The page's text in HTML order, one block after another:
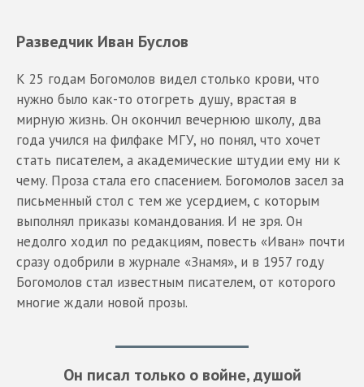
Разведчик Иван Буслов
К 25 годам Богомолов видел столько крови, что
нужно было как-то отогреть душу, врастая в
мирную жизнь. Он окончил вечернюю школу, два
года учился на филфаке МГУ, но понял, что хочет
стать писателем, а академические штудии ему ни к
чему. Проза стала его спасением. Богомолов засел за
письменный стол с тем же усердием, с которым
выполнял приказы командования. И не зря. Он
недолго ходил по редакциям, повесть «Иван» почти
сразу одобрили в журнале «Знамя», и в 1957 году
Богомолов стал известным писателем, от которого
многие ждали новой прозы.
Он писал только о войне, душой